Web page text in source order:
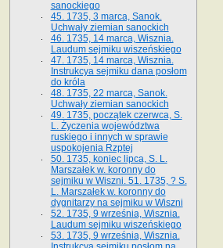
sanockiego
45. 1735, 3 marca, Sanok.
Uchwały ziemian sanockich
46. 1735, 14 marca, Wisznia.
Laudum sejmiku wiszeńskiego
47. 1735, 14 marca, Wisznia.
Instrukcya sejmiku dana posłom
do króla
48. 1735, 22 marca, Sanok.
Uchwały ziemian sanockich
49. 1735, początek czerwca, S.
L. Życzenia województwa
ruskiego i innych w sprawie
uspokojenia Rzptej
50. 1735, koniec lipca, S. L.
Marszałek w. koronny do
sejmiku w Wiszni. 51. 1735, ? S.
L. Marszałek w. koronny do
dygnitarzy na sejmiku w Wiszni
52. 1735, 9 września, Wisznia.
Laudum sejmiku wiszeńskiego
53. 1735, 9 września, Wisznia.